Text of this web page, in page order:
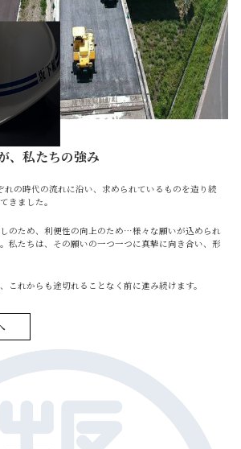
、私たちの強み
れの時代の流れに沿い、求められているものを造り続
きました。
のため、利便性の向上のため…様々な願いが込められ
私たちは、その願いの一つ一つに真摯に向き合い、形
これからも途切れることなく前に進み続けます。